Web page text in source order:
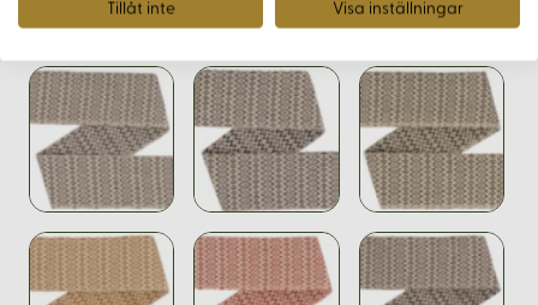
Varianter
Tillåt inte Visa inställningar